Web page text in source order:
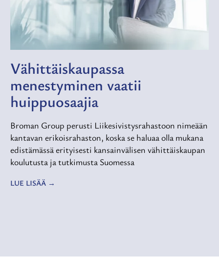
Vähittäiskaupassa
menestyminen vaatii
huippuosaajia
Broman Group perusti Liikesivistysrahastoon nimeään
kantavan erikoisrahaston, koska se haluaa olla mukana
edistämässä erityisesti kansainvälisen vähittäiskaupan
koulutusta ja tutkimusta Suomessa
LUE LISÄÄ